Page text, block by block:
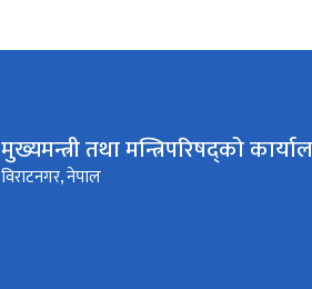
मुख्यमन्त्री तथा मन्त्रिपरिषद्को
विराटनगर, नेपाल